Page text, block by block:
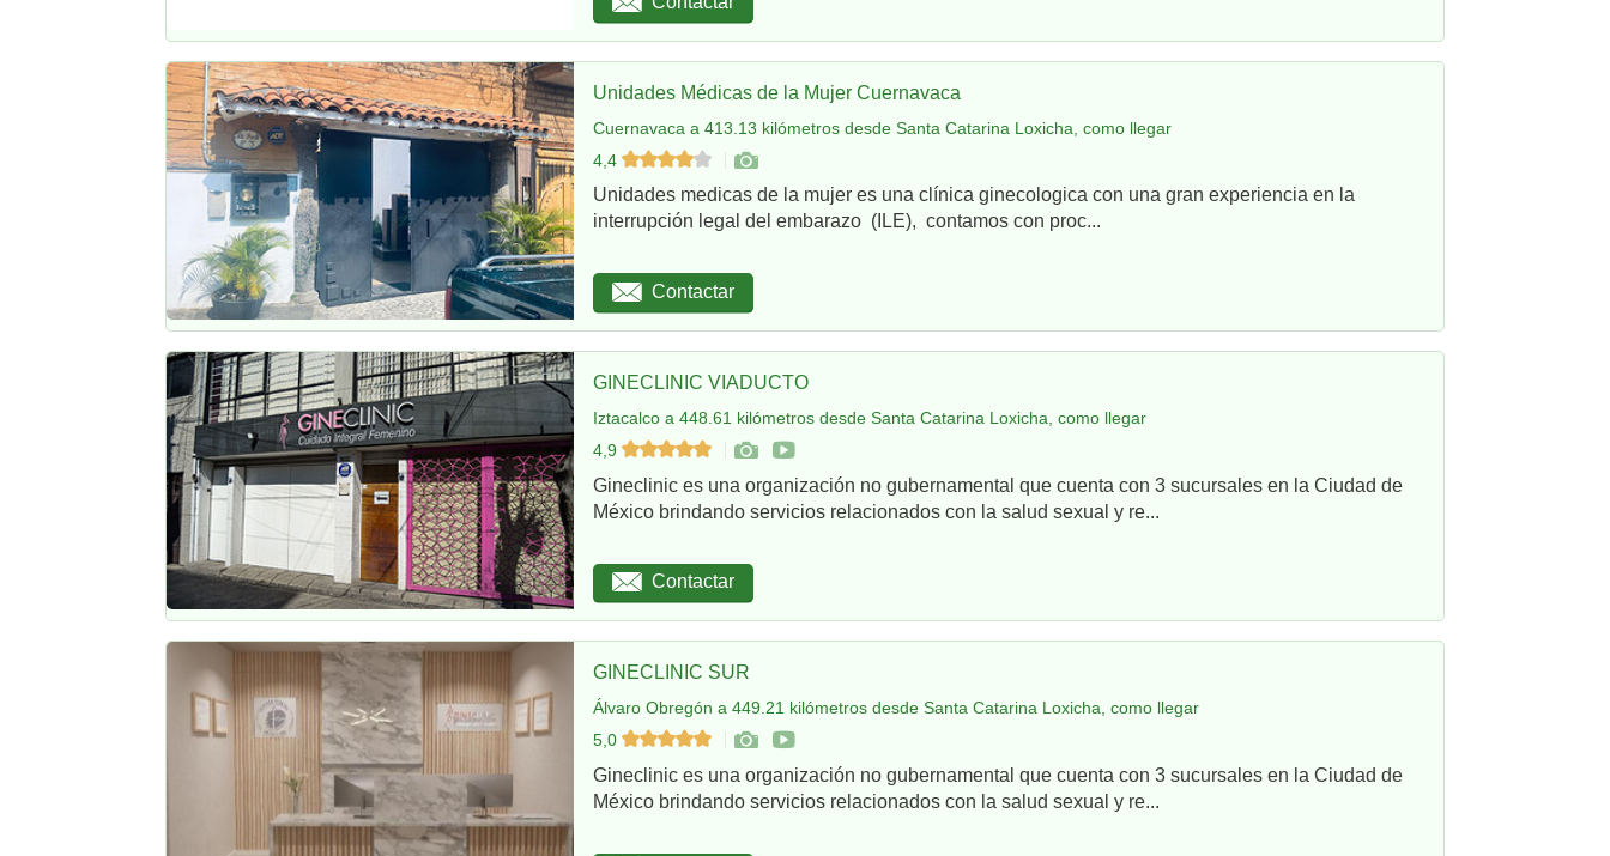
Unidades Médicas de la Mujer Cuernavaca
Cuernavaca a 413.13 kilómetros desde Santa Catarina Loxicha, como llegar
4,4
Unidades medicas de la mujer es una clínica ginecologica con una gran experiencia en la
interrupción legal del embarazo (ILE), contamos con proc...
Contactar
GINECLINIC VIADUCTO
Iztacalco a 448.61 kilómetros desde Santa Catarina Loxicha, como llegar
4,9
Gineclinic es una organización no gubernamental que cuenta con 3 sucursales en la Ciudad de
México brindando servicios relacionados con la salud sexual y re...
Contactar
GINECLINIC SUR
Álvaro Obregón a 449.21 kilómetros desde Santa Catarina Loxicha, como llegar
5,0
Gineclinic es una organización no gubernamental que cuenta con 3 sucursales en la Ciudad de
México brindando servicios relacionados con la salud sexual y re...